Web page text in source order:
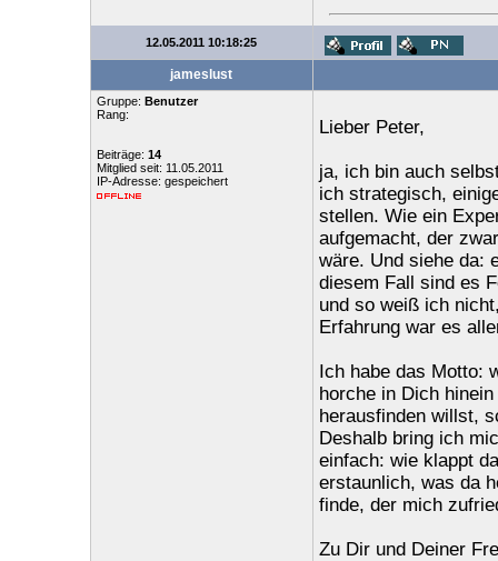
12.05.2011 10:18:25
jameslust
Gruppe: Benutzer
Rang:
Beiträge: 14
Mitglied seit: 11.05.2011
IP-Adresse: gespeichert
Lieber Peter,
ja, ich bin auch
ich strategisch,
stellen. Wie ein
aufgemacht, der
wäre. Und siehe da:
diesem Fall sind es
und so weiß ich
Erfahrung war es
Ich habe das Motto:
horche in Dich
herausfinden willst,
Deshalb bring ich
einfach: wie klappt
erstaunlich, was da
finde, der mich
Zu Dir und Deiner